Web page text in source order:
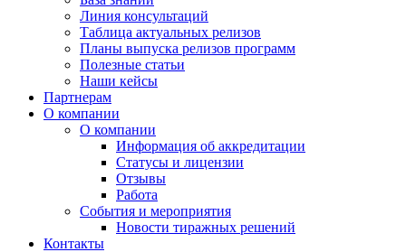
Линия консультаций
Таблица актуальных релизов
Планы выпуска релизов программ
Полезные статьи
Наши кейсы
Партнерам
О компании
О компании
Информация об аккредитации
Статусы и лицензии
Отзывы
Работа
События и мероприятия
Новости тиражных решений
Контакты